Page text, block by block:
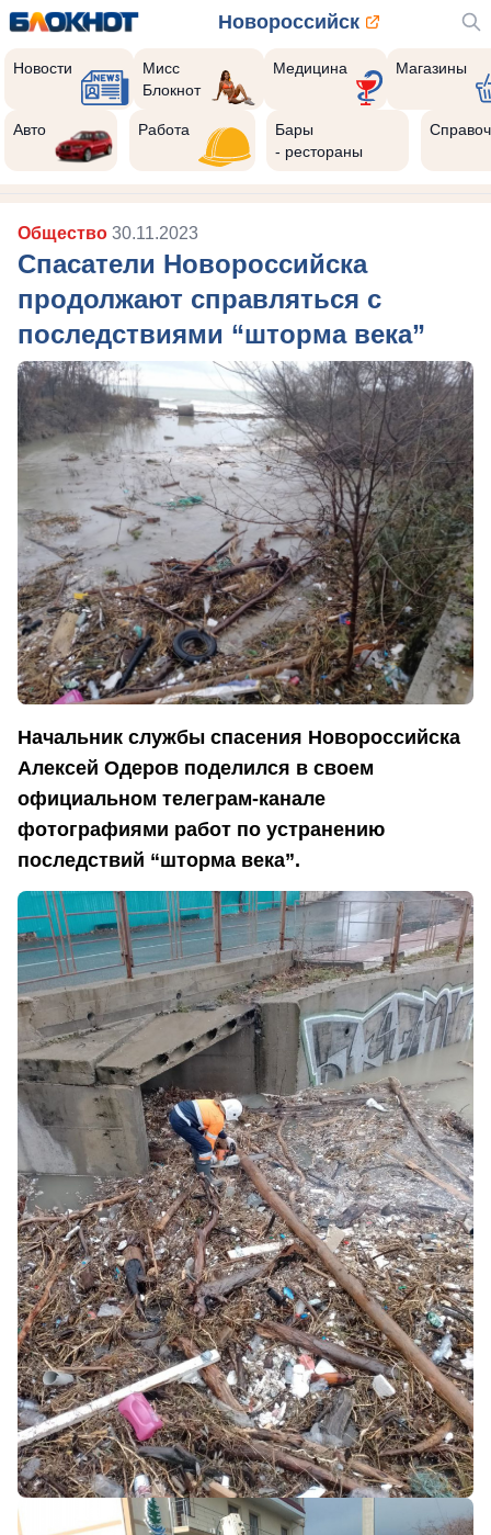
Новороссийск
Новости
Мисс
Блокнот
Медицина Магазины
Авто Работа
Бары
- рестораны
Общество 30.11.2023
Спасатели Новороссийска
продолжают справляться с
последствиями “шторма века”
Начальник службы спасения Новороссийска
Алексей Одеров поделился в своем
официальном телеграм-канале
фотографиями работ по устранению
последствий “шторма века”.